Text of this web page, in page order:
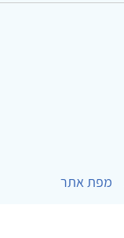
מפת אתר